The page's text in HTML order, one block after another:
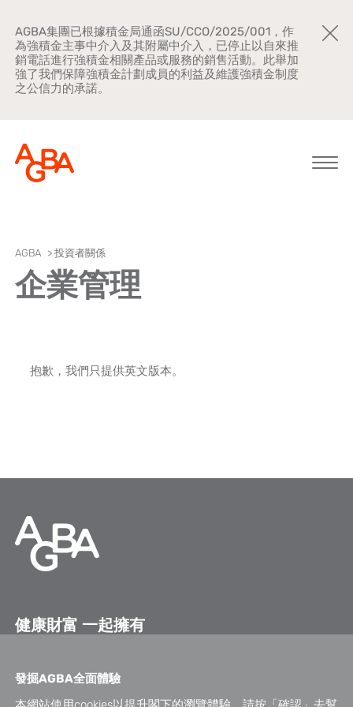
AGBA集團已根據積金局通函SU/CCO/2025/001，作
為強積金主事中介入及其附屬中介入，已停止以自來推
銷電話進行強積金相關產品或服務的銷售活動。此舉加
強了我們保障強積金計劃成員的利益及維護強積金制度
之公信力的承諾。
關於AGBA
新聞中心
發掘AGBA全面體驗
AGBA > 投資者關係
企業管理
抱歉，我們只提供英文版本。
健康財富 一起擁有
關注我們